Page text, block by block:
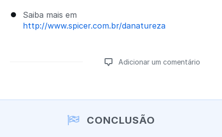
Saiba mais em
http://www.spicer.com.br/danatureza
Adicionar um comentário
CONCLUSÃO